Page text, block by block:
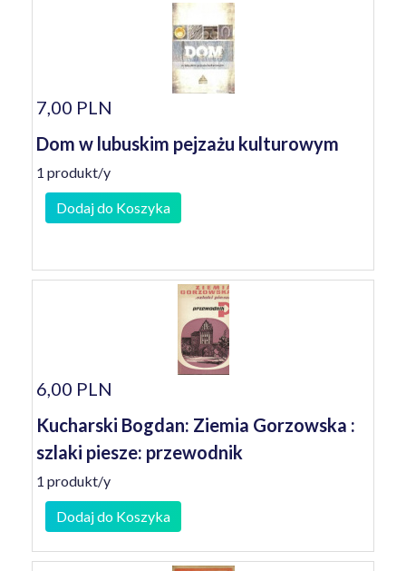
7,00 PLN
Dom w lubuskim pejzażu kulturowym
1 produkt/y
Dodaj do Koszyka
6,00 PLN
Kucharski Bogdan: Ziemia Gorzowska :
szlaki piesze: przewodnik
1 produkt/y
Dodaj do Koszyka